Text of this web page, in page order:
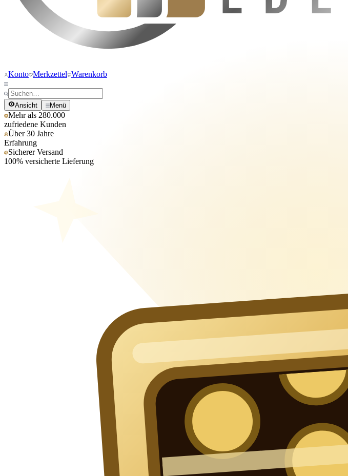
Konto Merkzettel Warenkorb
Ansicht Menü
Mehr als 280.000
zufriedene Kunden
Über 30 Jahre
Erfahrung
Sicherer Versand
100% versicherte Lieferung